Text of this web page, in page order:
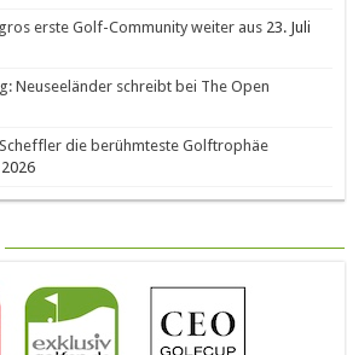
erste Golf-Community weiter aus 23. Juli
Neuseeländer schreibt bei The Open
die berühmteste Golftrophäe
2026